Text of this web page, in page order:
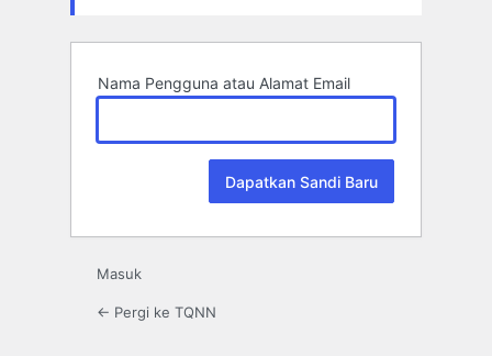
Nama Pengguna atau Alamat Email
Masuk
← Pergi ke TQNN